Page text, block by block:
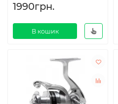
1990грн.
В кошик